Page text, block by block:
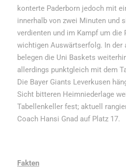
konterte Paderborn jedoch mit
innerhalb von zwei Minuten und
verdienten und im Kampf um
wichtigen Auswärtserfolg. In der
belegen die Uni Baskets
allerdings punktgleich mit dem
Die Bayer Giants Leverkusen
Sicht bitteren Heimniederlage
Tabellenkeller fest; aktuell
Coach Hansi Gnad auf Platz 17.
Fakten